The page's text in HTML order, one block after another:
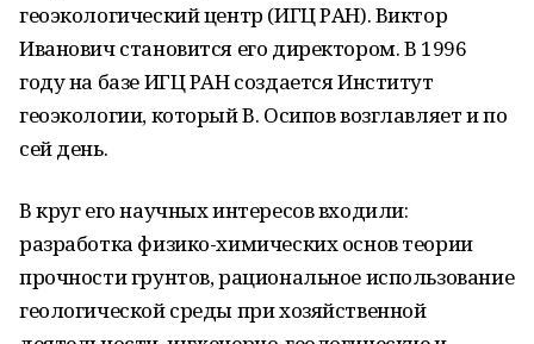
геоэкологический центр (ИГЦ РАН). Виктор
Иванович становится его директором. В 1996
году на базе ИГЦ РАН создается Институт
геоэкологии, который В. Осипов возглавляет и по
сей день.
В круг его научных интересов входили:
разработка физико-химических основ теории
прочности грунтов, рациональное использование
геологической среды при хозяйственной